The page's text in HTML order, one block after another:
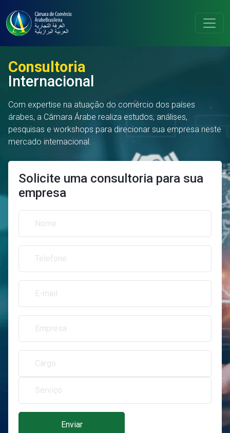
Consultoria
Internacional
Com expertise na atuação do comércio dos países
árabes, a Câmara Árabe realiza estudos, análises,
pesquisas e workshops para direcionar sua empresa neste
mercado internacional.
Solicite uma consultoria para sua
empresa